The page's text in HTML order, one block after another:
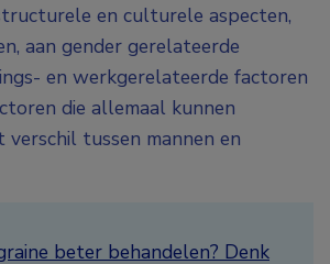
en culturele aspecten,
aan gender gerelateerde
en werkgerelateerde factoren
die allemaal kunnen
verschil tussen mannen en
beter behandelen? Denk